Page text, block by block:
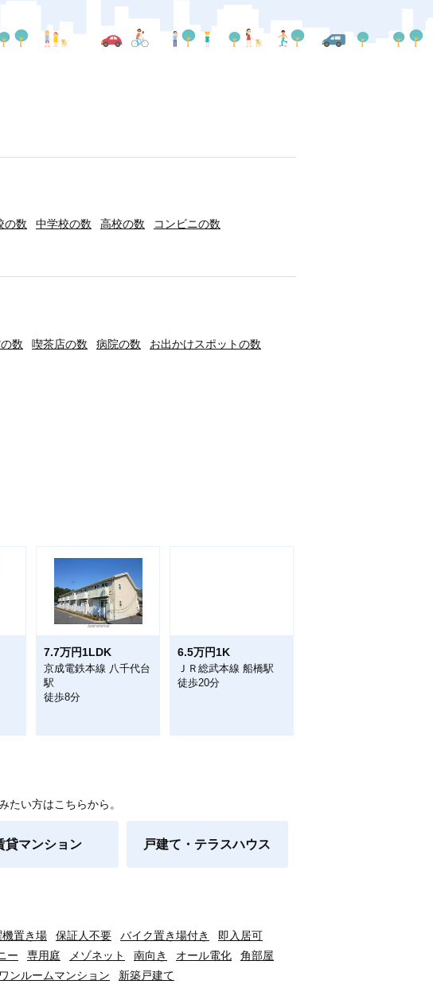
の数 中学校の数 高校の数
コンビニの数
数 喫茶店の数 病院の数
お出かけスポットの数
7.7万円1LDK
京成電鉄本線 八千代台
駅
徒歩8分
6.5万円1K
ＪＲ総武本線 船橋駅
徒歩20分
たい方はこちらから。
貸マンション 戸建て・テラスハウス
置き場 保証人不要 バイク置き場付き
即入居可
ー 専用庭 メゾネット 南向き オール電化
角部屋
ワンルームマンション
新築戸建て